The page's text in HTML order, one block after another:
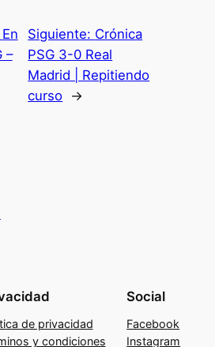
En
–
Siguiente: Crónica
PSG 3-0 Real
Madrid | Repitiendo
curso →
de privacidad
y condiciones
Social
Facebook
Instagram